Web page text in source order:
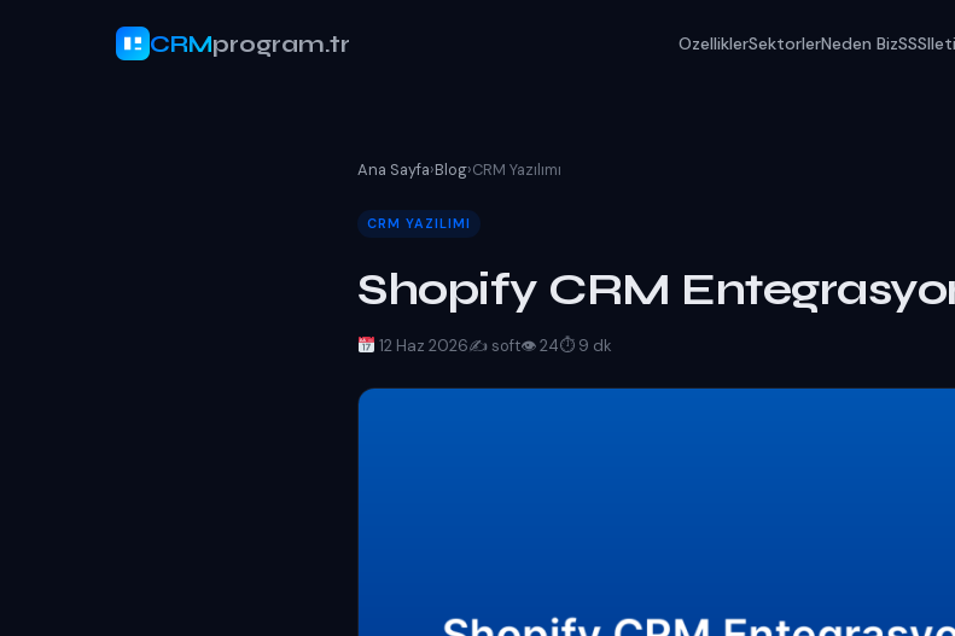
CRMprogram.tr OzelliklerSektorlerNeden BizSSS
Ana Sayfa›Blog›CRM Yazılımı
CRM YAZILIMI
Shopify CRM
12 Haz 2026✍️ soft👁 24⏱ 9 dk